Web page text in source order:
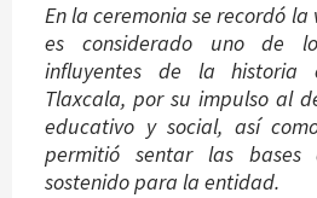
En la ceremonia se recordó
es considerado uno de
influyentes de la historia
Tlaxcala, por su impulso al
educativo y social, así
permitió sentar las bases
sostenido para la entidad.